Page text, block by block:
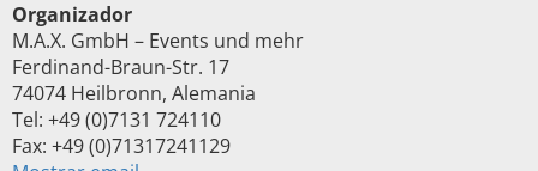
Organizador
M.A.X. GmbH – Events und mehr
Ferdinand-Braun-Str. 17
74074 Heilbronn, Alemania
Tel: +49 (0)7131 724110
Fax: +49 (0)71317241129